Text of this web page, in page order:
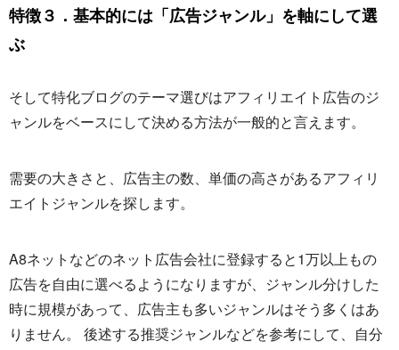
特徴３．基本的には「広告ジャンル」を軸にして選
ぶ
そして特化ブログのテーマ選びはアフィリエイト広告のジ
ャンルをベースにして決める方法が一般的と言えます。
需要の大きさと、広告主の数、単価の高さがあるアフィリ
エイトジャンルを探します。
A8ネットなどのネット広告会社に登録すると1万以上もの
広告を自由に選べるようになりますが、ジャンル分けした
時に規模があって、広告主も多いジャンルはそう多くはあ
りません。 後述する推奨ジャンルなどを参考にして、自分